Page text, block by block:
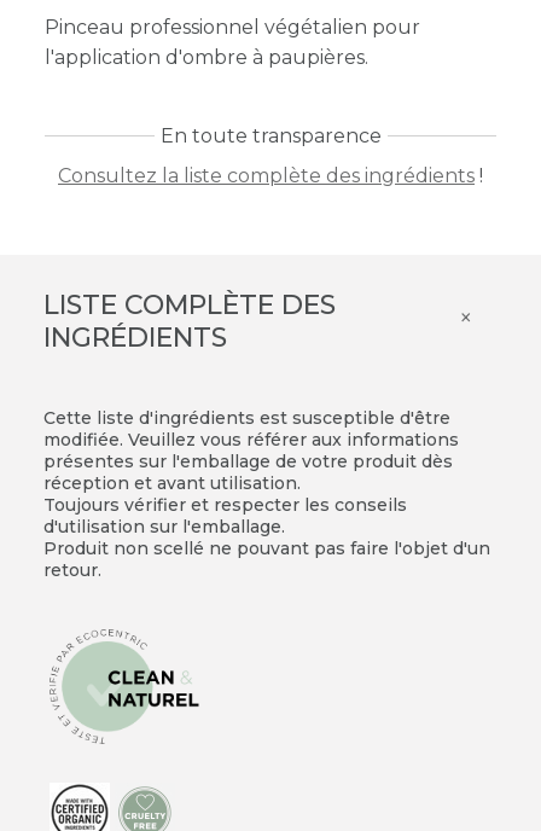
Pinceau professionnel végétalien pour
l'application d'ombre à paupières.
En toute transparence
Consultez la liste complète des ingrédients !
LISTE COMPLÈTE DES
INGRÉDIENTS
×
Cette liste d'ingrédients est susceptible d'être
modifiée. Veuillez vous référer aux informations
présentes sur l'emballage de votre produit dès
réception et avant utilisation.
Toujours vérifier et respecter les conseils
d'utilisation sur l'emballage.
Produit non scellé ne pouvant pas faire l'objet d'un
retour.